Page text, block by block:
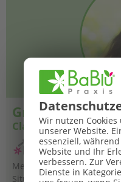
Wir nutzen
unserer Website.
essenziell,
Website und Ihr
verbessern. Zur
Dienste in
Graz Süd
Claudia Reischl-
Mein Ziel ist es für
Situationen da zu sein,